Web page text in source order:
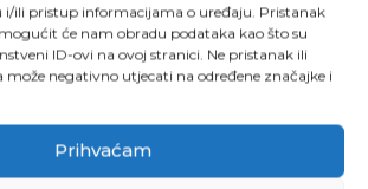
i/ili pristup informacijama o uređaju. Pristanak
će nam obradu podataka kao što su
ID-ovi na ovoj stranici. Ne pristanak ili
može negativno utjecati na određene značajke i
Prihvaćam
– 7 ideja
se vaše dijete tek susreće s
ili se već duže igra pa vam
ideja što s plastelinom u